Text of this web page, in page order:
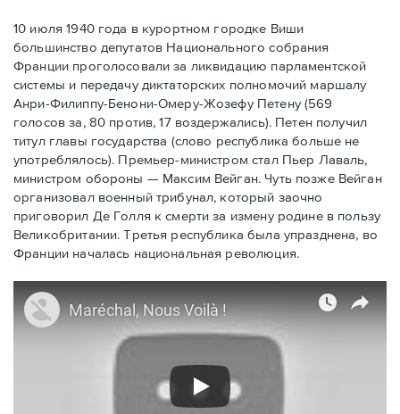
10 июля 1940 года в курортном городке Виши
большинство депутатов Национального собрания
Франции проголосовали за ликвидацию парламентской
системы и передачу диктаторских полномочий маршалу
Анри-Филиппу-Бенони-Омеру-Жозефу Петену (569
голосов за, 80 против, 17 воздержались). Петен получил
титул главы государства (слово республика больше не
употреблялось). Премьер-министром стал Пьер Лаваль,
министром обороны — Максим Вейган. Чуть позже Вейган
организовал военный трибунал, который заочно
приговорил Де Голля к смерти за измену родине в пользу
Великобритании. Третья республика была упразднена, во
Франции началась национальная революция.